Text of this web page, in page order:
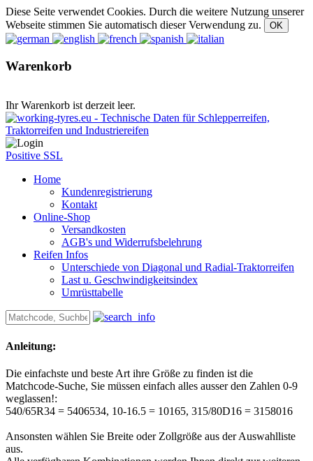
Diese Seite verwendet Cookies. Durch die weitere Nutzung unserer
Webseite stimmen Sie automatisch dieser Verwendung zu.
Warenkorb
Ihr Warenkorb ist derzeit leer.
Positive SSL
Home
Kundenregistrierung
Kontakt
Online-Shop
Versandkosten
AGB's und Widerrufsbelehrung
Reifen Infos
Unterschiede von Diagonal und Radial-Traktorreifen
Last u. Geschwindigkeitsindex
Umrüsttabelle
Anleitung:
Die einfachste und beste Art ihre Größe zu finden ist die
Matchcode-Suche, Sie müssen einfach alles ausser den Zahlen 0-9
weglassen!:
540/65R34 = 5406534, 10-16.5 = 10165, 315/80D16 = 3158016
Ansonsten wählen Sie Breite oder Zollgröße aus der Auswahlliste
aus.